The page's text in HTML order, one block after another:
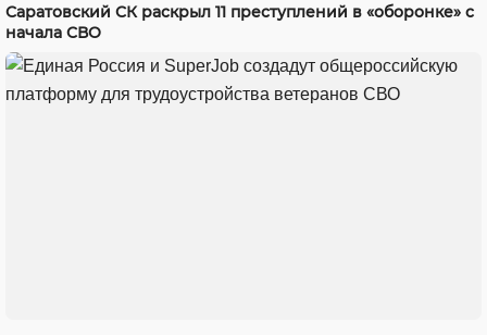
Саратовский СК раскрыл 11 преступлений в «оборонке» с
начала СВО